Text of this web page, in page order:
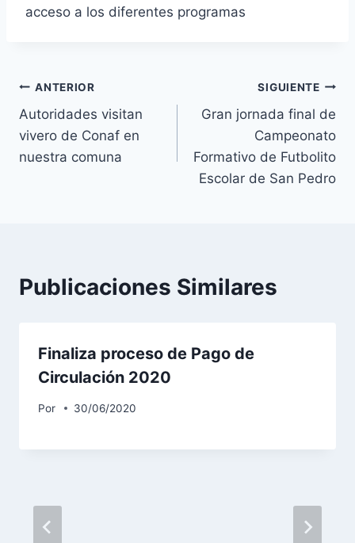
acceso a los diferentes programas
ANTERIOR
Autoridades visitan
vivero de Conaf en
nuestra comuna
SIGUIENTE
Gran jornada final de
Campeonato
Formativo de Futbolito
Escolar de San Pedro
Publicaciones Similares
Finaliza proceso de Pago de
Circulación 2020
Por 30/06/2020